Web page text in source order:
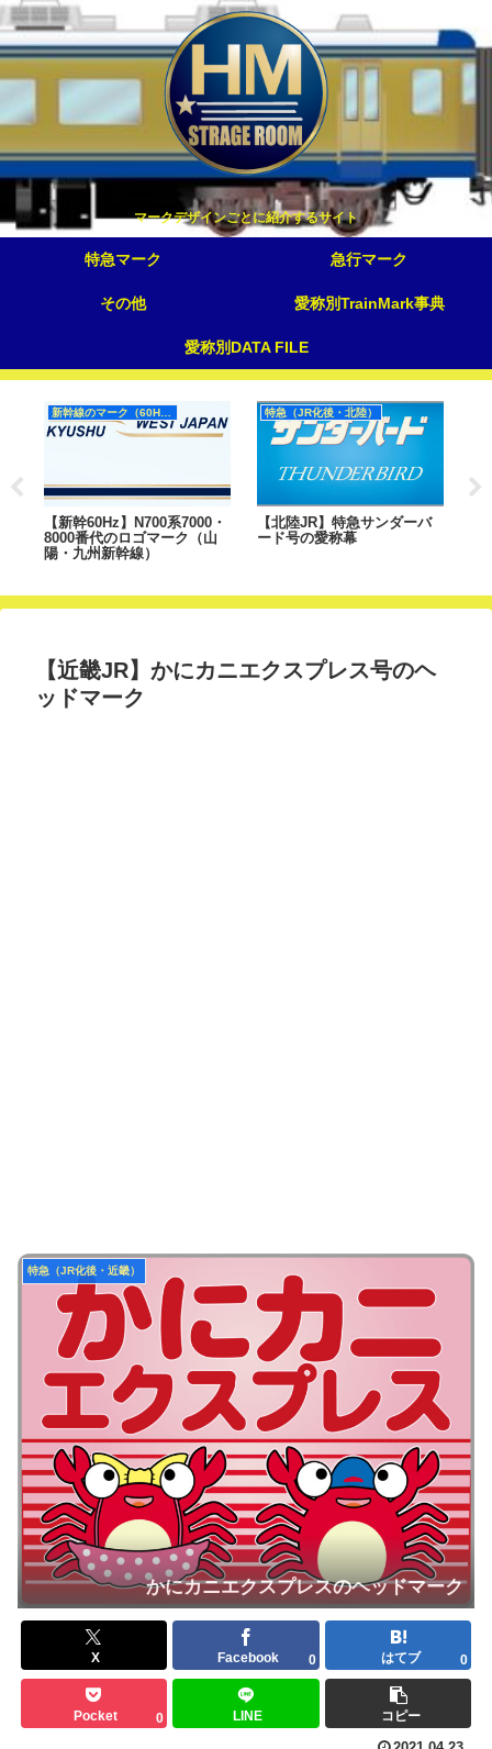
マークデザインごとに紹介するサイト
特急マーク 急行マーク
その他 愛称別TrainMark事典
愛称別DATA FILE
新幹線のマーク（60Hz）
【新幹60Hz】N700系7000・
8000番代のロゴマーク（山
陽・九州新幹線）
特急（JR化後・北陸）
【北陸JR】特急サンダーバ
ード号の愛称幕
【近畿JR】かにカニエクスプレス号のヘ
ッドマーク
特急（JR化後・近畿）
かにカニエクスプレスのヘッドマーク
X Facebook 0 はてブ 0
Pocket 0 LINE コピー